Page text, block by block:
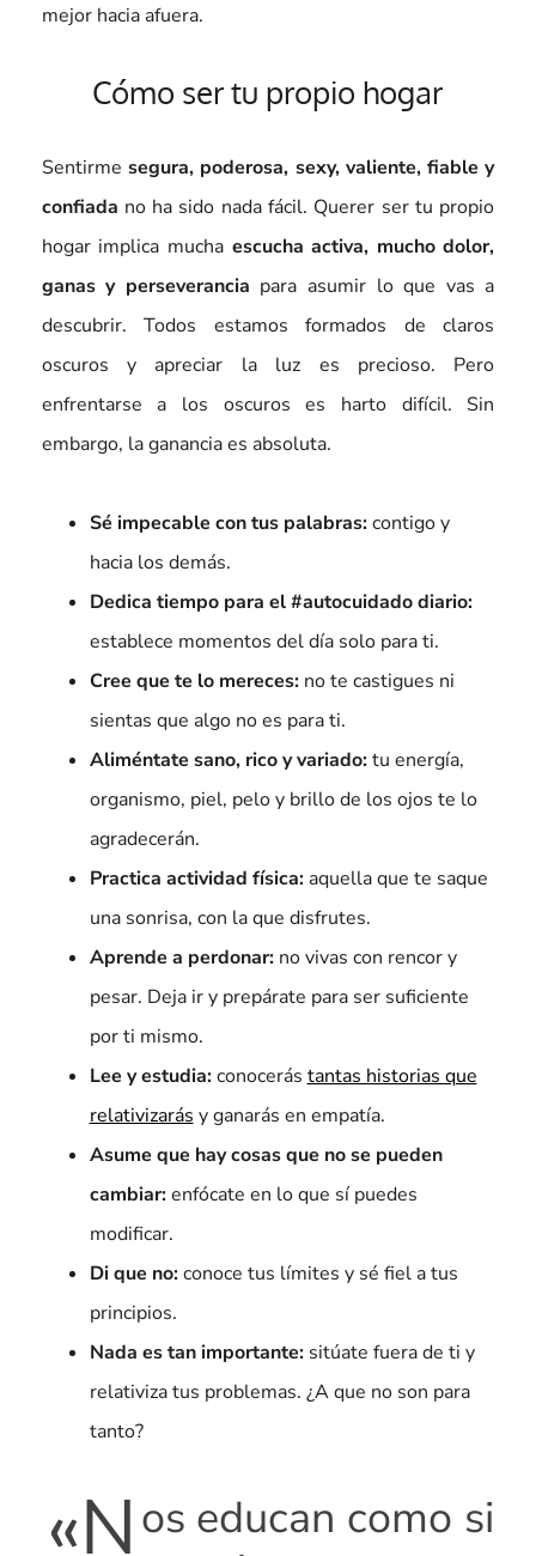
mejor hacia afuera.
Cómo ser tu propio hogar
Sentirme segura, poderosa, sexy, valiente, fiable y
confiada no ha sido nada fácil. Querer ser tu propio
hogar implica mucha escucha activa, mucho dolor,
ganas y perseverancia para asumir lo que vas a
descubrir. Todos estamos formados de claros
oscuros y apreciar la luz es precioso. Pero
enfrentarse a los oscuros es harto difícil. Sin
embargo, la ganancia es absoluta.
Sé impecable con tus palabras:contigo y
hacia los demás.
Dedica tiempo para el #autocuidado diario:
establece momentos del día solo para ti.
Cree que te lo mereces:no te castigues ni
sientas que algo no es para ti.
Aliméntate sano, rico y variado:tu energía,
organismo, piel, pelo y brillo de los ojos te lo
agradecerán.
Practica actividad física:aquella que te saque
una sonrisa, con la que disfrutes.
Aprende a perdonar:no vivas con rencor y
pesar. Deja ir y prepárate para ser suficiente
por ti mismo.
Lee y estudia:conocerás tantas historias que
relativizarás y ganarás en empatía.
Asume que hay cosas que no se pueden
cambiar:enfócate en lo que sí puedes
modificar.
Di que no:conoce tus límites y sé fiel a tus
principios.
Nada es tan importante:sitúate fuera de ti y
relativiza tus problemas. ¿A que no son para
tanto?
«N os educan como si